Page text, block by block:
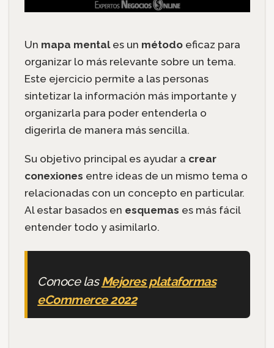
Un mapa mental es un método eficaz para
organizar lo más relevante sobre un tema.
Este ejercicio permite a las personas
sintetizar la información más importante y
organizarla para poder entenderla o
digerirla de manera más sencilla.
Su objetivo principal es ayudar a crear
conexiones entre ideas de un mismo tema o
relacionadas con un concepto en particular.
Al estar basados en esquemas es más fácil
entender todo y asimilarlo.
Conoce lasMejores plataformas
eCommerce 2022